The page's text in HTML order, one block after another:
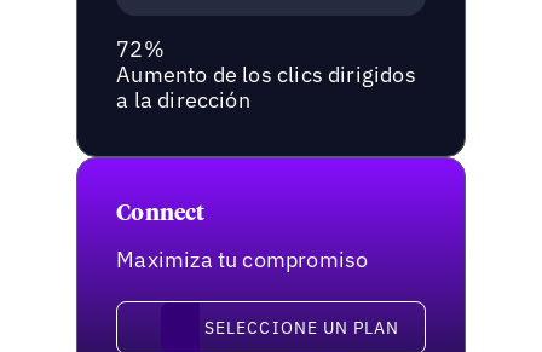
72%
Aumento de los clics dirigidos
a la dirección
Connect
Maximiza tu compromiso
Seleccione un planSELECCIONE UN PLAN